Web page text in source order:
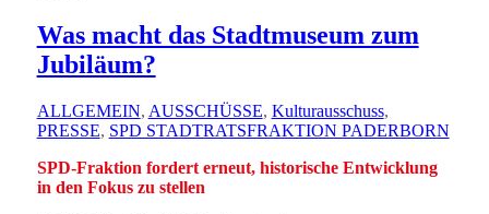
Was macht das Stadtmuseum zum
Jubiläum?
ALLGEMEIN, AUSSCHÜSSE, Kulturausschuss,
PRESSE, SPD STADTRATSFRAKTION PADERBORN
SPD-Fraktion fordert erneut, historische Entwicklung
in den Fokus zu stellen